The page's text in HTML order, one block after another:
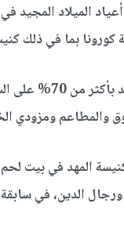
الميلاد المجيد
بما في ذلك
ولفتت إلى أن
والمطاعم ومزودي
المهد في بيت
الدين، في سابقة